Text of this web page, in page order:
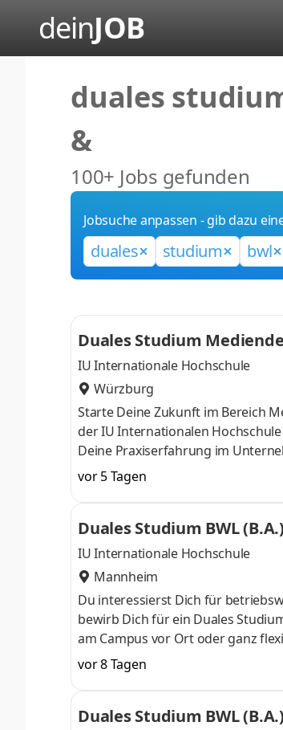
deinJOB
duales
&
100+ Jobs gefunden
Jobsuche anpassen - gib dazu
duales studium bwl
Duales Studium
IU Internationale Hochschule
Würzburg
Starte Deine Zukunft im Bereich
der IU Internationalen
Deine Praxiserfahrung im
Begleitveranstaltungen. Amon
Druck- und Werbetechnik. Unser
Montage läuft bei uns im Haus
in einer jungen, offenen
vor 5 Tagen
Duales Studium BWL
IU Internationale Hochschule
Mannheim
Du interessierst Dich für
bewirb Dich für ein Duales
am Campus vor Ort oder ganz
Nähe. Ab dem 3. Semester
gezielter auf Deinen Traumjob
Studium ohne Numerus clausus
vor 8 Tagen
Duales Studium BWL